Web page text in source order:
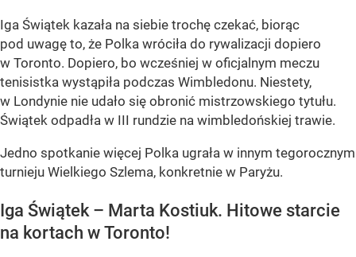
Iga Świątek kazała na siebie trochę czekać, biorąc
pod uwagę to, że Polka wróciła do rywalizacji dopiero
w Toronto. Dopiero, bo wcześniej w oficjalnym meczu
tenisistka wystąpiła podczas Wimbledonu. Niestety,
w Londynie nie udało się obronić mistrzowskiego tytułu.
Świątek odpadła w III rundzie na wimbledońskiej trawie.
Jedno spotkanie więcej Polka ugrała w innym tegorocznym
turnieju Wielkiego Szlema, konkretnie w Paryżu.
Iga Świątek – Marta Kostiuk. Hitowe starcie
na kortach w Toronto!